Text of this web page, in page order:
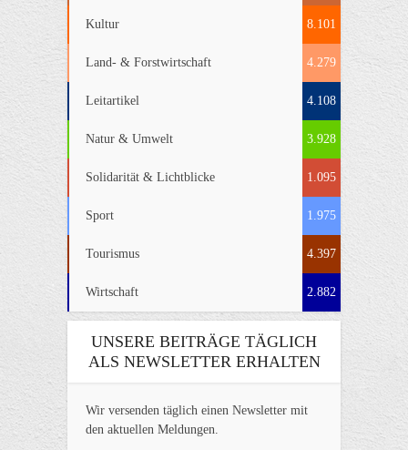
Kultur 8.101
Land- & Forstwirtschaft 4.279
Leitartikel 4.108
Natur & Umwelt 3.928
Solidarität & Lichtblicke 1.095
Sport 1.975
Tourismus 4.397
Wirtschaft 2.882
UNSERE BEITRÄGE TÄGLICH
ALS NEWSLETTER ERHALTEN
Wir versenden täglich einen Newsletter mit
den aktuellen Meldungen.